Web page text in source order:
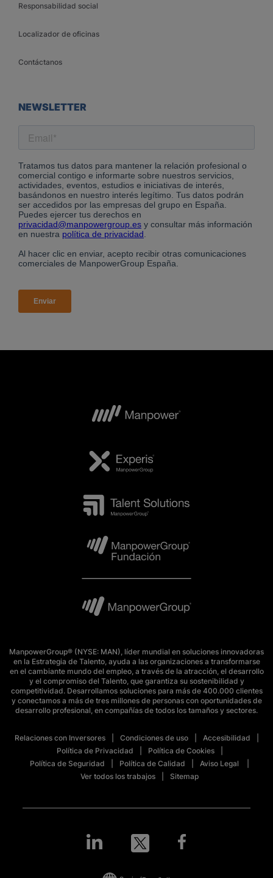
Responsabilidad social
Localizador de oficinas
Contáctanos
NEWSLETTER
ManpowerGroup® (NYSE: MAN), líder mundial en soluciones innovadoras
en la Estrategia de Talento, ayuda a las organizaciones a transformarse
en el cambiante mundo del empleo, a través de la atracción, el desarrollo
y el compromiso del Talento, que garantiza su sostenibilidad y
competitividad. Desarrollamos soluciones para más de 400.000 clientes
y conectamos a más de tres millones de personas con oportunidades de
desarrollo profesional, en compañías de todos los tamaños y sectores.
Relaciones con Inversores Condiciones de uso
Accesibilidad
Política de Privacidad
Política de Cookies
Política de Seguridad
Política de Calidad
Aviso Legal
Ver todos los trabajos
Sitemap